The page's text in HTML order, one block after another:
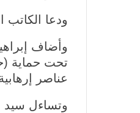
ودعا الكاتب
وأضاف
تحت حماية
عناصر
وتساءل سيد